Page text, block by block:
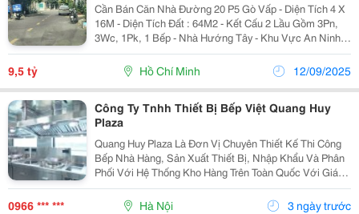
Cần Bán Căn Nhà Đường 20 P5 Gò Vấp - Diện Tích 4 X
16M - Diện Tích Đất : 64M2 - Kết Cấu 2 Lầu Gồm 3Pn,
3Wc, 1Pk, 1 Bếp - Nhà Hướng Tây - Khu Vực An Ninh ,
Gần Trường Học, Siêu Thị , Cách Bờ Kè 300M Nhà
Chính Chủ , Miễn Tiếp...
9,5 tỷ Hồ Chí Minh 12/09/2025
Công Ty Tnhh Thiết Bị Bếp Việt Quang Huy
Plaza
Quang Huy Plaza Là Đơn Vị Chuyên Thiết Kế Thi Công
Bếp Nhà Hàng, Sản Xuất Thiết Bị, Nhập Khẩu Và Phân
Phối Với Hệ Thống Kho Hàng Trên Toàn Quốc Với Giá
Tốt Nhất. - Website: Https://Quanghuyplaza.com/ -
Fanpage: Https://Www.facebook.com/Quanghuypl...
0966 *** *** Hà Nội 3 ngày trước